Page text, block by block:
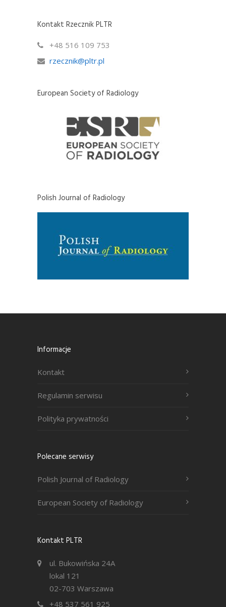
Kontakt Rzecznik PLTR
+48 516 109 753
rzecznik@pltr.pl
European Society of Radiology
Polish Journal of Radiology
Informacje
Kontakt
Regulamin serwisu
Polityka prywatności
Polecane serwisy
Polish Journal of Radiology
European Society of Radiology
Kontakt PLTR
ul. Bukowińska 24A
lokal 121
02-703 Warszawa
+48 537 561 925